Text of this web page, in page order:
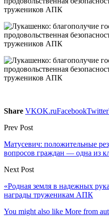
Share VKOK.ruFacebookTwitter
Prev Post
Матусевич: положительные
вопросов граждан — одна из
Next Post
«Родная земля в надежных
награды труженикам АПК
You might also like More from